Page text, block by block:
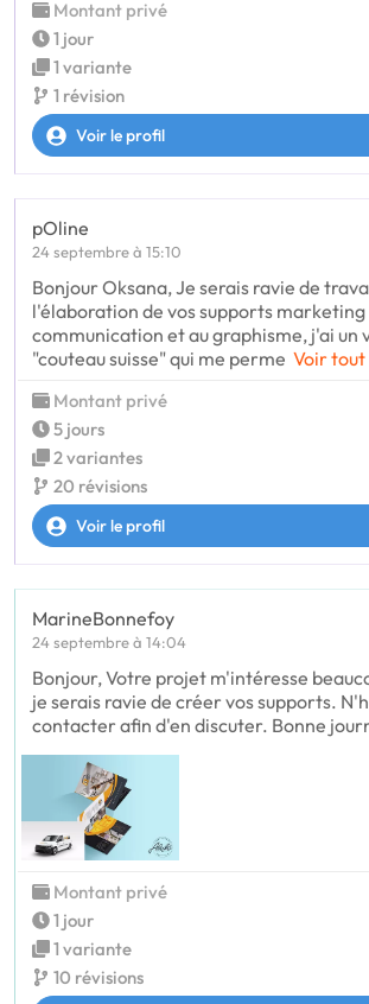
Montant privé
1 jour
1 variante
1 révision
Voir le profil
pOline
24 septembre à 15:10
Bonjour Oksana, Je serais ravie de
l'élaboration de vos supports marketing
communication et au graphisme, j'ai un
"couteau suisse" qui me perme Voir
Montant privé
5 jours
2 variantes
20 révisions
Voir le profil
MarineBonnefoy
24 septembre à 14:04
Bonjour, Votre projet m'intéresse
je serais ravie de créer vos supports.
contacter afin d'en discuter. Bonne
Montant privé
1 jour
1 variante
10 révisions